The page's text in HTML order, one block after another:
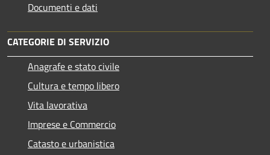
Documenti e dati
CATEGORIE DI SERVIZIO
Anagrafe e stato civile
Cultura e tempo libero
Vita lavorativa
Imprese e Commercio
Catasto e urbanistica